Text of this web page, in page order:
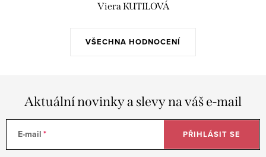
VŠECHNA HODNOCENÍ
Viera KUTILOVÁ
Aktuální novinky a slevy na váš e-mail
E-mail PŘIHLÁSIT SE